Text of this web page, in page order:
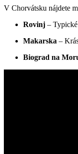
V Chorvátsku nájdete
Rovinj –
Makarska –
Biograd na